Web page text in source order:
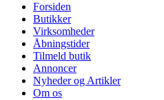
Forsiden
Butikker
Virksomheder
Åbningstider
Tilmeld butik
Annoncer
Nyheder og Artikler
Om os